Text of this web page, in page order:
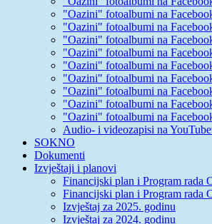
"Oazini" fotoalbumi na
"Oazini" fotoalbumi na
"Oazini" fotoalbumi na
"Oazini" fotoalbumi na
"Oazini" fotoalbumi na
"Oazini" fotoalbumi na
"Oazini" fotoalbumi na
"Oazini" fotoalbumi na
"Oazini" fotoalbumi na
Audio- i videozapisi na
SOKNO
Dokumenti
Izvještaji i planovi
Financijski plan i Program rada
Financijski plan i Program rada
Izvještaj za 2025. godinu
Izvještaj za 2024. godinu